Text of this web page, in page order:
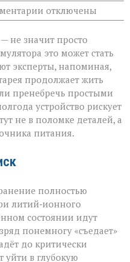
к
записи
скажет
спасибо:
хранения
гаджета
отключены
не значит просто
это может стать
эксперты, напоминая,
продолжает жить
пренебречь простыми
устройство рискует
не в поломке деталей, а
питания.
полностью
литий‑ионного
состоянии идут
понемногу «съедает»
до критически
уйти в глубокую